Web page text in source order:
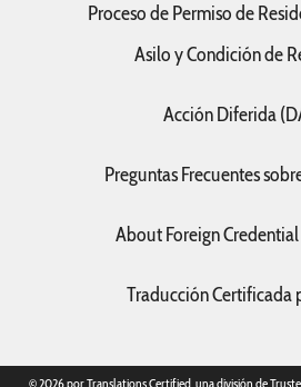
Proceso de Permiso de
Asilo y Condición de
Acción Diferida
Preguntas Frecuentes
About Foreign
Traducción Certificada
© 2026 por Translations Certified, una división de